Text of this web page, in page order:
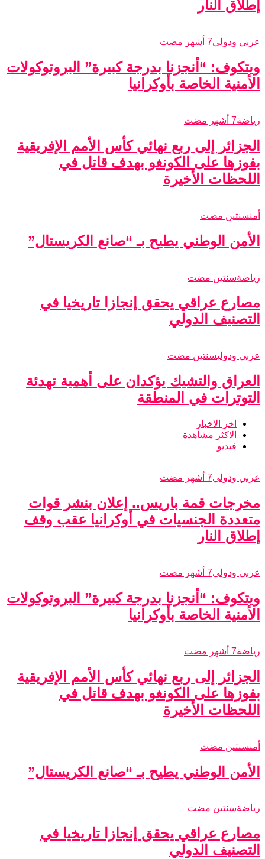
إطلاق النار
عربي ودولي7 أشهر مضت
ويتكوف: “أنجزنا بدرجة كبيرة” البروتوكولات
الأمنية الخاصة بأوكرانيا
رياضة7 أشهر مضت
الجزائر إلى ربع نهائي كأس الأمم الإفريقية
بفوزها على الكونغو بهدف قاتل في
اللحظات الأخيرة
أمنسنتين مضت
الأمن الوطني يطيح بـ “صانع الكريستال”
رياضةسنتين مضت
مصارع عراقي يحقق إنجازا تاريخيا في
التصنيف الدولي
عربي ودوليسنتين مضت
العراق والتشيك يؤكدان على أهمية تهدئة
التوترات في المنطقة
اخر الاخبار
الاكثر مشاهدة
فيديو
عربي ودولي7 أشهر مضت
مخرجات قمة باريس.. إعلان بنشر قوات
متعددة الجنسيات في أوكرانيا عقب وقف
إطلاق النار
عربي ودولي7 أشهر مضت
ويتكوف: “أنجزنا بدرجة كبيرة” البروتوكولات
الأمنية الخاصة بأوكرانيا
رياضة7 أشهر مضت
الجزائر إلى ربع نهائي كأس الأمم الإفريقية
بفوزها على الكونغو بهدف قاتل في
اللحظات الأخيرة
أمنسنتين مضت
الأمن الوطني يطيح بـ “صانع الكريستال”
رياضةسنتين مضت
مصارع عراقي يحقق إنجازا تاريخيا في
التصنيف الدولي